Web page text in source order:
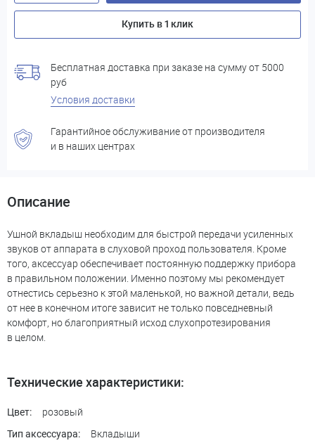
Купить в 1 клик
Бесплатная доставка при заказе на сумму от 5000
руб
Условия доставки
Гарантийное обслуживание от производителя
и в наших центрах
Описание
Ушной вкладыш необходим для быстрой передачи усиленных
звуков от аппарата в слуховой проход пользователя. Кроме
того, аксессуар обеспечивает постоянную поддержку прибора
в правильном положении. Именно поэтому мы рекомендует
отнестись серьезно к этой маленькой, но важной детали, ведь
от нее в конечном итоге зависит не только повседневный
комфорт, но благоприятный исход слухопротезирования
в целом.
Технические характеристики:
Цвет: розовый
Тип аксессуара: Вкладыши